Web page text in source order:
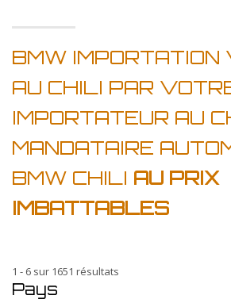
BMW IMPORTATION
AU CHILI PAR
IMPORTATEUR AU
MANDATAIRE
BMW CHILI AU PRIX
IMBATTABLES
1 - 6 sur 1651 résultats
Pays